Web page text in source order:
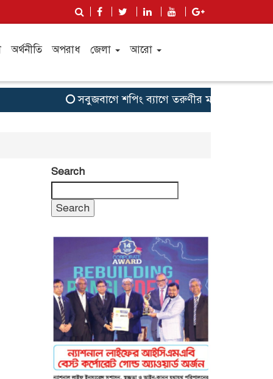
অর্থনীতি অপরাধ জেলা আরো
সবুজবাগে শপিং ব্যাগে তরুণীর মাথা ও দুই হাত কাটা
Search
Search